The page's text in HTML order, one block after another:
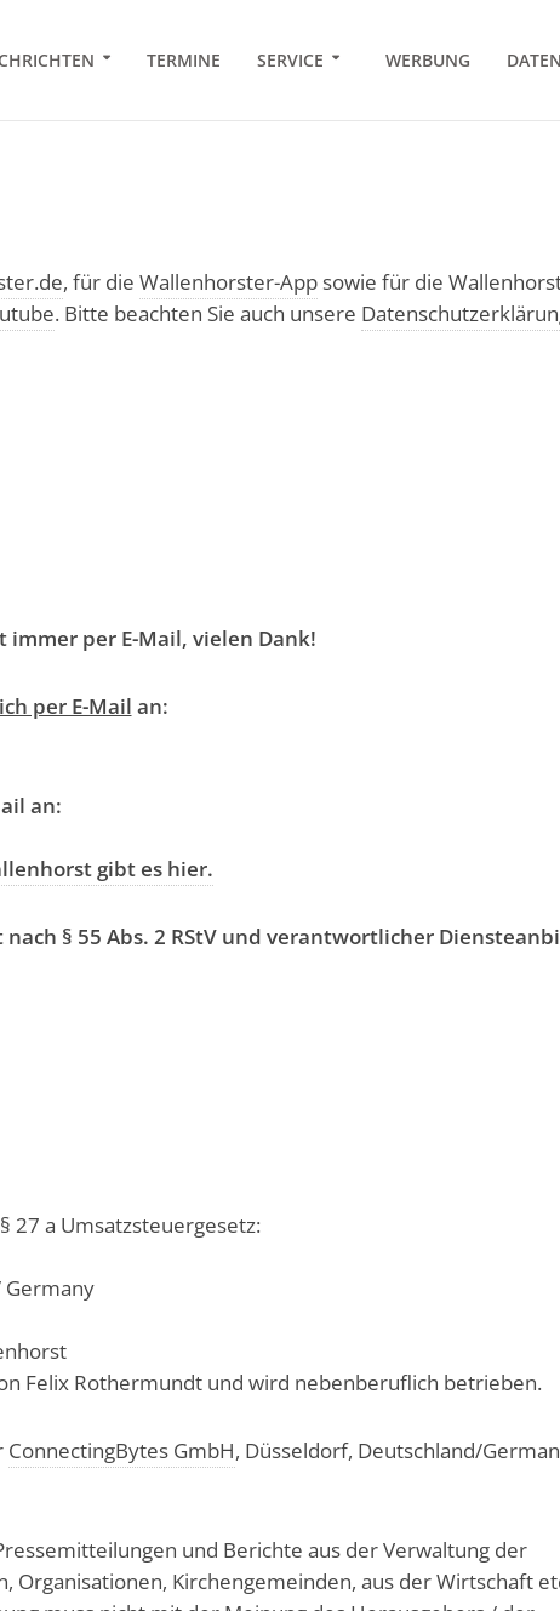
TERMINE SERVICE WERBUNG
, für die Wallenhorster-Appsowie für die
. Bitte beachten Sie auch unsere
per E-Mail, vielen Dank!
per E-Mail an:
an:
gibt es hier.
§ 55 Abs. 2 RStV und verantwortlicher
27 a Umsatzsteuergesetz:
Germany
Felix Rothermundt und wird nebenberuflich betrieben.
ConnectingBytes GmbH, Düsseldorf, Deutschland/
und Berichte aus der Verwaltung der
Organisationen, Kirchengemeinden, aus der Wirtschaft